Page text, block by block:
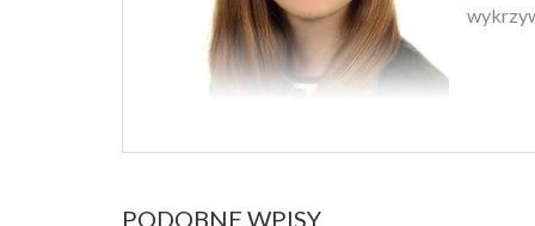
PODOBNE WPISY